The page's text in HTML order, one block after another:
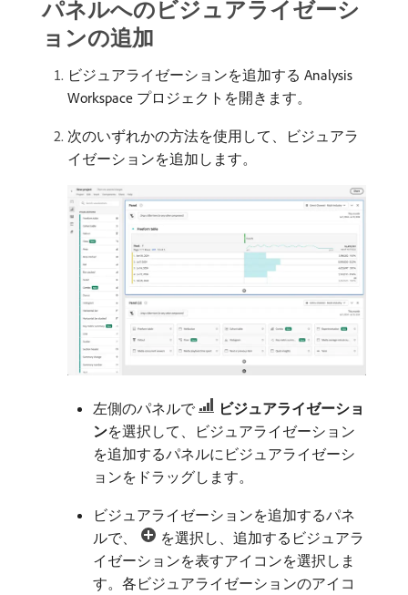
パネルへのビジュアライゼーシ
ョンの追加
ビジュアライゼーションを追加する Analysis
Workspace プロジェクトを開きます。
次のいずれかの方法を使用して、ビジュアラ
イゼーションを追加します。
左側のパネルで
ビジュアライゼーショ
ン​を選択して、ビジュアライゼーション
を追加するパネルにビジュアライゼーシ
ョンをドラッグします。
ビジュアライゼーションを追加するパネ
ルで、
を選択し、追加するビジュアラ
イゼーションを表すアイコンを選択しま
す。各ビジュアライゼーションのアイコ